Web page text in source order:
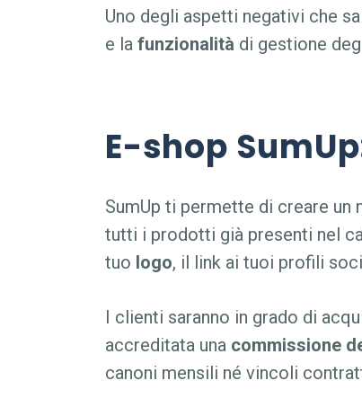
Uno degli aspetti negativi che
e la funzionalità di gestione
E-shop SumUp
SumUp ti permette di creare
tutti i prodotti già presenti nel
tuo logo, il link ai tuoi profili
I clienti saranno in grado di
accreditata una commissione
canoni mensili né vincoli